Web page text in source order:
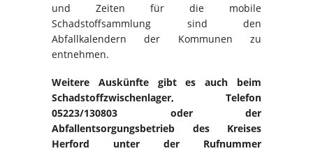
und Zeiten für die mobile
Schadstoffsammlung sind den
Abfallkalendern der Kommunen zu
entnehmen.
Weitere Auskünfte gibt es auch beim
Schadstoffzwischenlager, Telefon
05223/130803 oder der
Abfallentsorgungsbetrieb des Kreises
Herford unter der Rufnummer